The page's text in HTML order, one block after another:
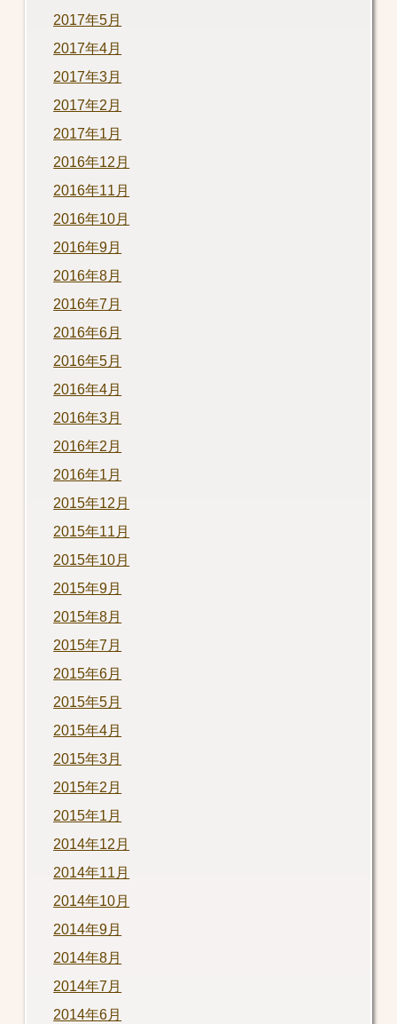
2017年5月
2017年4月
2017年3月
2017年2月
2017年1月
2016年12月
2016年11月
2016年10月
2016年9月
2016年8月
2016年7月
2016年6月
2016年5月
2016年4月
2016年3月
2016年2月
2016年1月
2015年12月
2015年11月
2015年10月
2015年9月
2015年8月
2015年7月
2015年6月
2015年5月
2015年4月
2015年3月
2015年2月
2015年1月
2014年12月
2014年11月
2014年10月
2014年9月
2014年8月
2014年7月
2014年6月